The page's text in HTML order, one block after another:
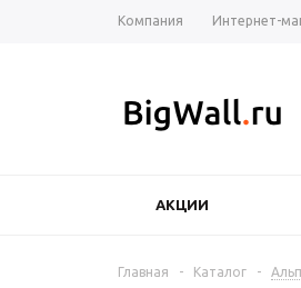
Компания Интернет-
АКЦИИ
Главная - Каталог -